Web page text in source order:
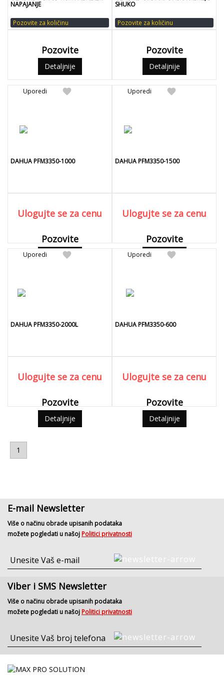
NAPAJANJE
Pozovite za količinu
Pozovite
Detaljnije
SHUKO
Pozovite za količinu
Pozovite
Detaljnije
favorite
Uporedi
DAHUA PFM3350-1000
Ulogujte se za cenu
Pozovite
Detaljnije
favorite
Uporedi
DAHUA PFM3350-1500
Ulogujte se za cenu
Pozovite
Detaljnije
favorite
Uporedi
DAHUA PFM3350-2000L
Ulogujte se za cenu
Pozovite
Detaljnije
favorite
Uporedi
DAHUA PFM3350-600
Ulogujte se za cenu
Pozovite
Detaljnije
1
E-mail Newsletter
Više o načinu obrade upisanih podataka
možete pogledati u našoj Politici privatnosti
Viber i SMS Newsletter
Više o načinu obrade upisanih podataka
možete pogledati u našoj Politici privatnosti